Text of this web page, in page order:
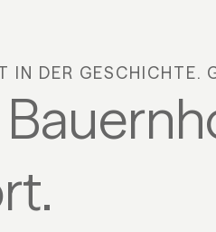
IN DER GESCHICHTE.